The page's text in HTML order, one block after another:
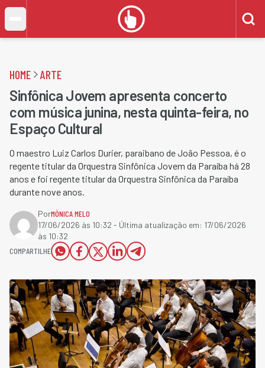
HOME ARTE
Sinfônica Jovem apresenta concerto
com música junina, nesta quinta-feira, no
Espaço Cultural
O maestro Luiz Carlos Durier, paraibano de João Pessoa, é o
regente titular da Orquestra Sinfônica Jovem da Paraíba há 28
anos e foi regente titular da Orquestra Sinfônica da Paraíba
durante nove anos.
PorMÔNICA MELO
17/06/2026 às 10:32 - Última atualização em: 17/06/2026
às 10:32
COMPARTILHE